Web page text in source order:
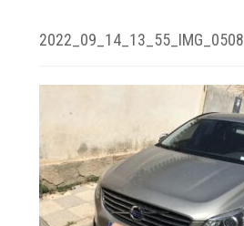
2022_09_14_13_55_IMG_0508